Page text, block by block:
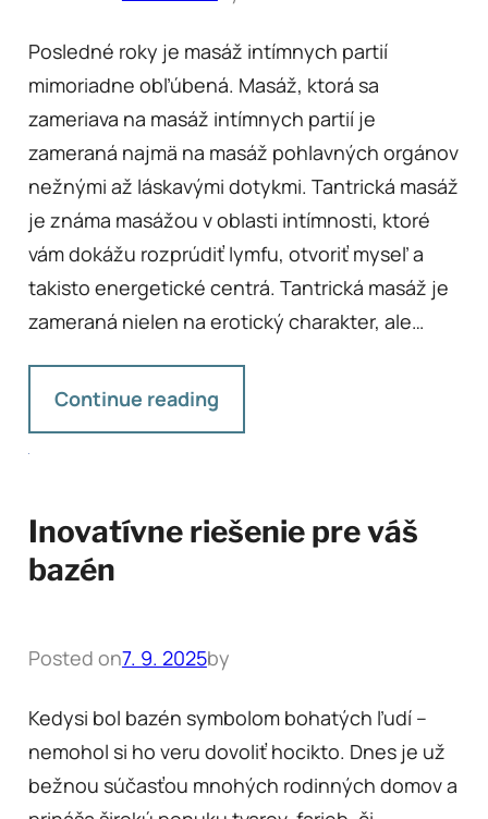
Posledné roky je masáž intímnych partií
mimoriadne obľúbená. Masáž, ktorá sa
zameriava na masáž intímnych partií je
zameraná najmä na masáž pohlavných orgánov
nežnými až láskavými dotykmi. Tantrická masáž
je známa masážou v oblasti intímnosti, ktoré
vám dokážu rozprúdiť lymfu, otvoriť myseľ a
takisto energetické centrá. Tantrická masáž je
zameraná nielen na erotický charakter, ale…
Continue reading
Inovatívne riešenie pre váš
bazén
Posted on7. 9. 2025by
Kedysi bol bazén symbolom bohatých ľudí –
nemohol si ho veru dovoliť hocikto. Dnes je už
bežnou súčasťou mnohých rodinných domov a